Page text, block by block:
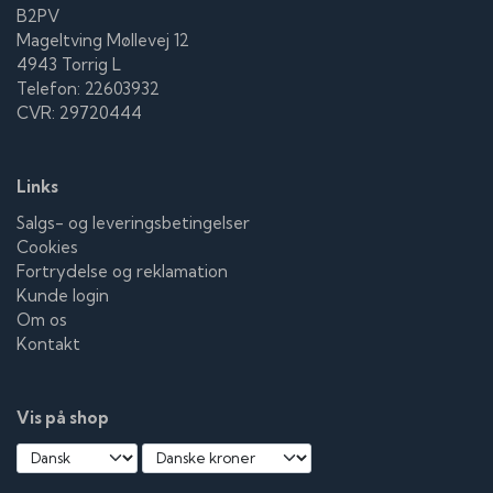
B2PV
Mageltving Møllevej 12
4943 Torrig L
Telefon: 22603932
CVR: 29720444
Links
Salgs- og leveringsbetingelser
Cookies
Fortrydelse og reklamation
Kunde login
Om os
Kontakt
Vis på shop